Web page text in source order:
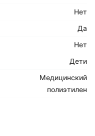
Нет
Да
Нет
Дети
Медицинский
полиэтилен